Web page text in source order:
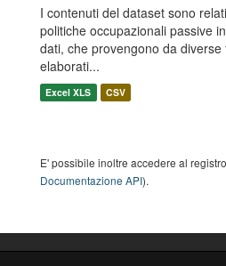
I contenuti del dataset sono
politiche occupazionali passive
dati, che provengono da
elaborati...
Excel XLS CSV
E' possibile inoltre accedere al
Documentazione API).